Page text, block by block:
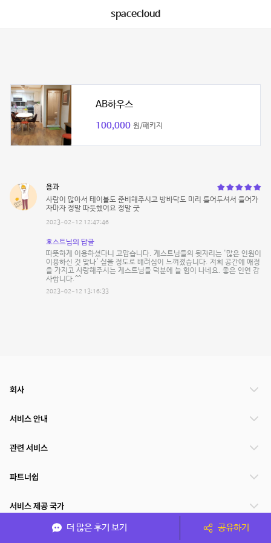
spacecloud
AB하우스
100,000 원/패키지
용과
사람이 많아서 테이블도 준비해주시고 방바닥도 미리 틀어두셔서 들어가
자마자 정말 따듯했어요 정말 굿
2023-02-12 12:47:46
호스트님의 답글
따뜻하게 이용하셨다니 고맙습니다. 게스트님들의 뒷자리는 '많은 인원이
이용하신 것 맞나' 싶을 정도로 배려심이 느껴졌습니다. 저희 공간에 애정
을 가지고 사랑해주시는 게스트님들 덕분에 늘 힘이 나네요. 좋은 인연 감
사합니다.^^
2023-02-12 13:16:33
더 많은 후기 보기 공유하기
회사
서비스 안내
관련 서비스
파트너쉽
서비스 제공 국가